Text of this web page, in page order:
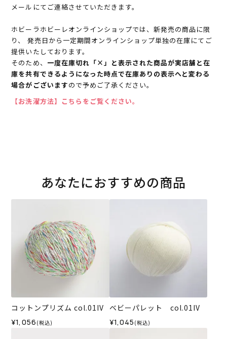
メールにてご連絡させていただきます。
ホビーラホビーレオンラインショップでは、新発売の商品に限
り、 発売日から一定期間オンラインショップ単独の在庫にてご
提供いたしております。
そのため、 一度在庫切れ「×」と表示された商品が実店舗と在
庫を共有できるようになった時点で在庫ありの表示へと変わる
場合がございますので予めご了承ください。
【お洗濯方法】こちらをご覧ください。
あなたにおすすめの商品
コットンプリズム col.01IV
¥1,056 (税込)
ベビーパレット col.01IV
¥1,045 (税込)